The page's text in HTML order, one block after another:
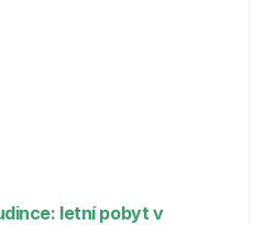
letní pobyt v